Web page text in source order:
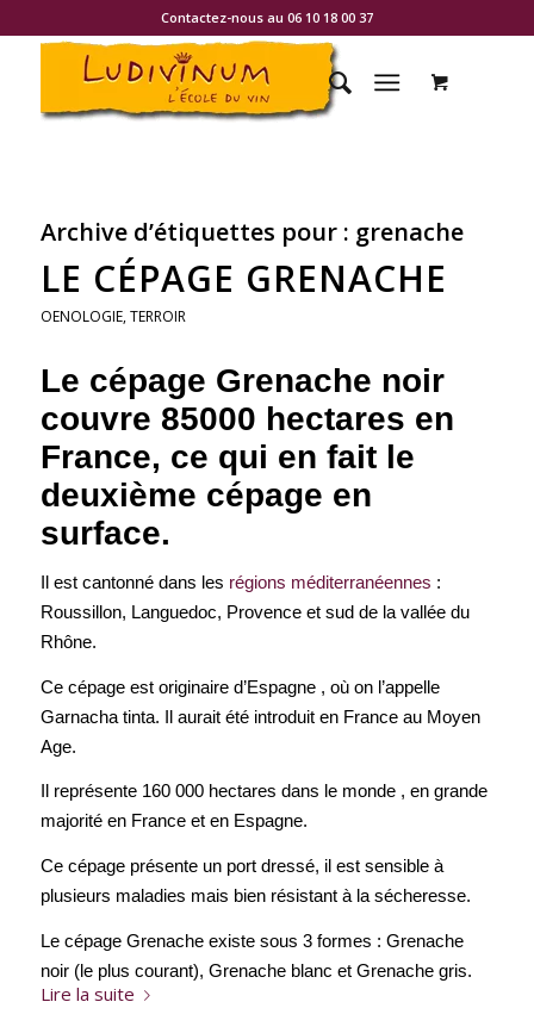
Contactez-nous au 06 10 18 00 37
Archive d’étiquettes pour : grenache
LE CÉPAGE GRENACHE
OENOLOGIE,TERROIR
Le cépage Grenache noir
couvre 85000 hectares en
France, ce qui en fait le
deuxième cépage en
surface.
Il est cantonné dans les régions méditerranéennes :
Roussillon, Languedoc, Provence et sud de la vallée du
Rhône.
Ce cépage est originaire d’Espagne , où on l’appelle
Garnacha tinta. Il aurait été introduit en France au Moyen
Age.
Il représente 160 000 hectares dans le monde , en grande
majorité en France et en Espagne.
Ce cépage présente un port dressé, il est sensible à
plusieurs maladies mais bien résistant à la sécheresse.
Le cépage Grenache existe sous 3 formes : Grenache
noir (le plus courant), Grenache blanc et Grenache gris.
Lire la suite